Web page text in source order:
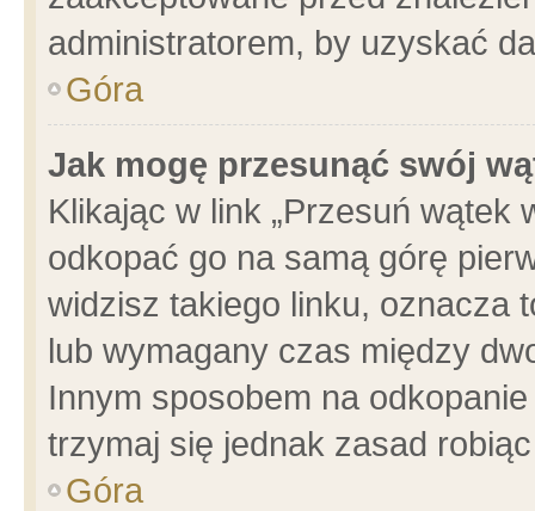
administratorem, by uzyskać
Góra
Jak mogę przesunąć swój
Klikając w link „Przesuń wątek
odkopać go na samą górę
widzisz takiego linku, oznacza
lub wymagany czas między
Innym sposobem na
trzymaj się jednak zasad
Góra